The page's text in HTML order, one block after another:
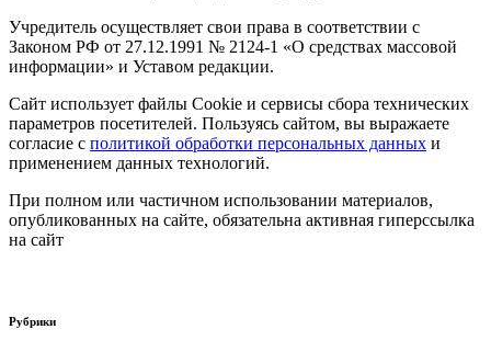
Учредитель осуществляет свои права в соответствии с
Законом РФ от 27.12.1991 № 2124-1 «О средствах массовой
информации» и Уставом редакции.
Сайт использует файлы Cookie и сервисы сбора технических
параметров посетителей. Пользуясь сайтом, вы выражаете
согласие с политикой обработки персональных данных и
применением данных технологий.
При полном или частичном использовании материалов,
опубликованных на сайте, обязательна активная гиперссылка
на сайт
Рубрики